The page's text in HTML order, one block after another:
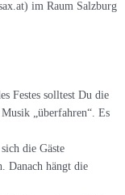
im Raum Salzburg
Festes solltest Du die
„überfahren“. Es
die Gäste
Danach hängt die